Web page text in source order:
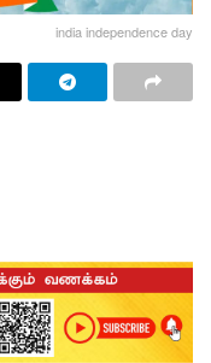
india independence day